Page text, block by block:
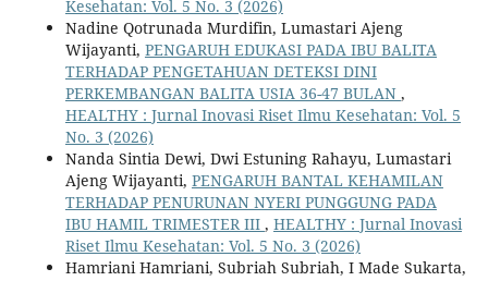
Kesehatan: Vol. 5 No. 3 (2026)
Nadine Qotrunada Murdifin, Lumastari Ajeng
Wijayanti, PENGARUH EDUKASI PADA IBU BALITA
TERHADAP PENGETAHUAN DETEKSI DINI
PERKEMBANGAN BALITA USIA 36-47 BULAN ,
HEALTHY : Jurnal Inovasi Riset Ilmu Kesehatan: Vol. 5
No. 3 (2026)
Nanda Sintia Dewi, Dwi Estuning Rahayu, Lumastari
Ajeng Wijayanti, PENGARUH BANTAL KEHAMILAN
TERHADAP PENURUNAN NYERI PUNGGUNG PADA
IBU HAMIL TRIMESTER III , HEALTHY : Jurnal Inovasi
Riset Ilmu Kesehatan: Vol. 5 No. 3 (2026)
Hamriani Hamriani, Subriah Subriah, I Made Sukarta,